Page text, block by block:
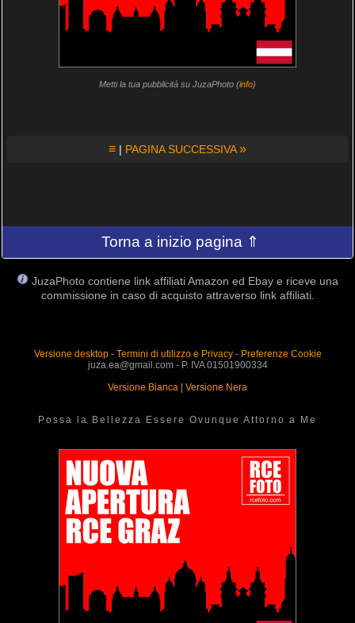
Metti la tua pubblicità su JuzaPhoto (info)
≡ | PAGINA SUCCESSIVA»
Torna a inizio pagina ⇑
JuzaPhoto contiene link affiliati Amazon ed Ebay e riceve una
commissione in caso di acquisto attraverso link affiliati.
Versione desktop- Termini di utilizzo e Privacy- Preferenze Cookie
juza.ea@gmail.com - P. IVA 01501900334
Versione Bianca
Versione Nera
Possa la Bellezza Essere Ovunque Attorno a Me